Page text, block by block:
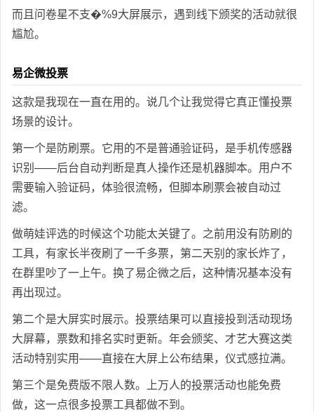
而且问卷星不支�%9大屏展示，遇到线下颁奖的活动就很
尴尬。
易企微投票
这款是我现在一直在用的。说几个让我觉得它真正懂投票
场景的设计。
第一个是防刷票。它用的不是普通验证码，是手机传感器
识别——后台自动判断是真人操作还是机器脚本。用户不
需要输入验证码，体验很流畅，但脚本刷票会被自动过
滤。
做萌娃评选的时候这个功能太关键了。之前用没有防刷的
工具，有家长半夜刷了一千多票，第二天别的家长炸了，
在群里吵了一上午。换了易企微之后，这种情况基本没有
再出现过。
第二个是大屏实时展示。投票结果可以直接投到活动现场
大屏幕，票数和排名实时更新。年会颁奖、才艺大赛这类
活动特别实用——直接在大屏上公布结果，仪式感拉满。
第三个是免费版不限人数。上万人的投票活动也能免费
做，这一点很多投票工具都做不到。